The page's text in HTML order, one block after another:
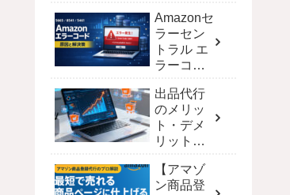
する戦略
Amazonセ
ラーセン
トラル エ
ラーコー
略！解決
策と一覧
【保存
版】
出品代行
のメリッ
ト・デメ
リット｜
別の費用
と選び方
【アマゾ
ン商品登